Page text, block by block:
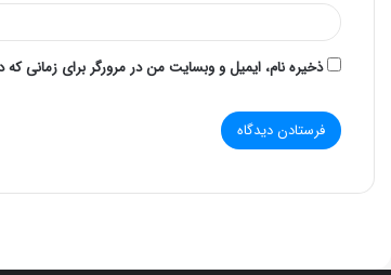
ذخیره نام، ایمیل و وبسایت من در مرورگر برای زمانی